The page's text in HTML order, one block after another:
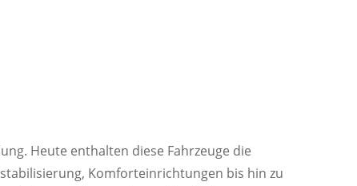
Heute enthalten diese Fahrzeuge die
Komforteinrichtungen bis hin zu